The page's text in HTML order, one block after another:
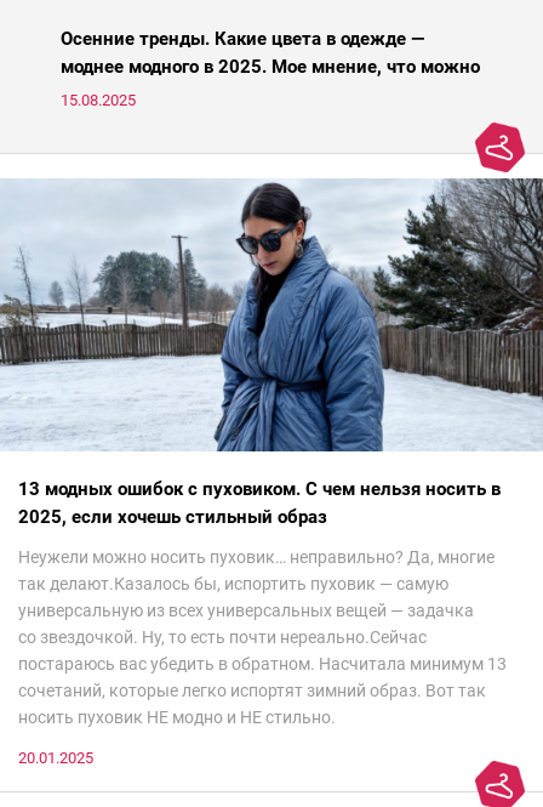
Осенние тренды. Какие цвета в одежде —
моднее модного в 2025. Мое мнение, что можно
носить, а что нет
15.08.2025
13 модных ошибок с пуховиком. С чем нельзя носить в
2025, если хочешь стильный образ
Неужели можно носить пуховик… неправильно? Да, многие
так делают.Казалось бы, испортить пуховик — самую
универсальную из всех универсальных вещей — задачка
со звездочкой. Ну, то есть почти нереально.Сейчас
постараюсь вас убедить в обратном. Насчитала минимум 13
сочетаний, которые легко испортят зимний образ. Вот так
носить пуховик НЕ модно и НЕ стильно.
20.01.2025